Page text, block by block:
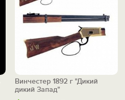
Винчестер 1892 г "Дикий
дикий Запад"